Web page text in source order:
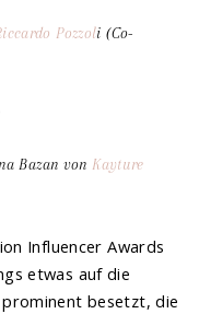
Pozzoli (Co-
Bazan von Kayture
Influencer Awards
etwas auf die
prominent besetzt, die